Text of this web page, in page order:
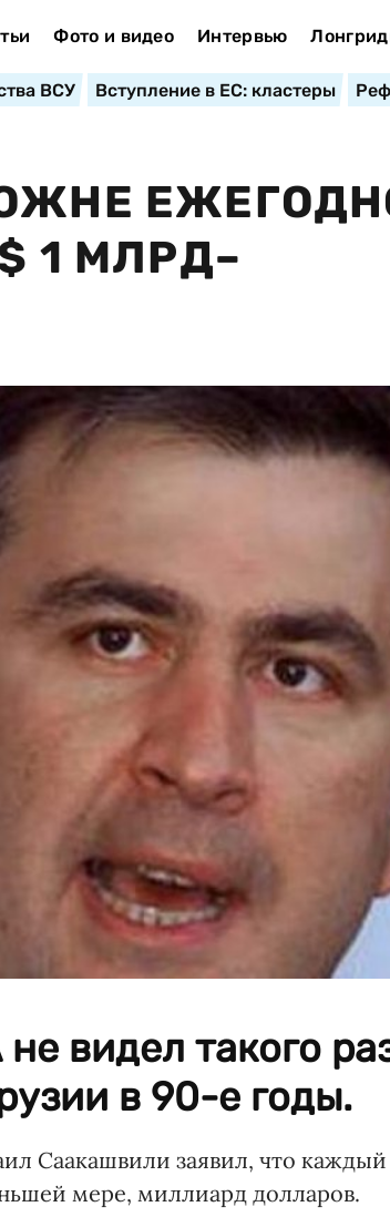
Фото и видео Интервью
ВСУ Вступление в ЕС: кластеры
1 МЛРД–
видел такого
в 90-е годы.
Саакашвили заявил, что каждый
мере, миллиард долларов.